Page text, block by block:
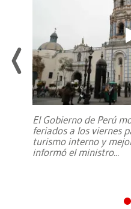
El Gobierno de Perú
feriados a los viernes
turismo interno y
informó el ministro...